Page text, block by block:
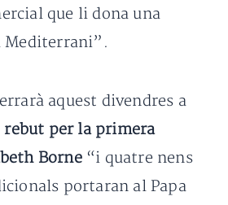
que li dona una
Mediterrani”.
aquest divendres a
rebut per la primera
Borne“i quatre nens
portaran al Papa